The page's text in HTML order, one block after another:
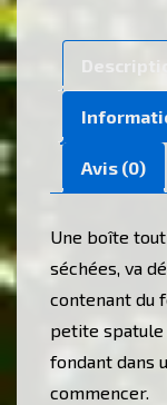
Avis (0)
Une boîte
séchées, va
contenant du
petite spatule
fondant dans
commencer.